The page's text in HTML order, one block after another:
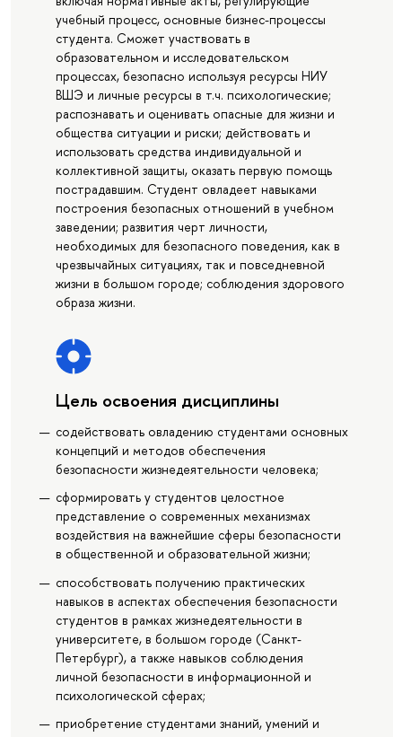
учебный процесс, основные бизнес-процессы
студента. Сможет участвовать в
образовательном и исследовательском
процессах, безопасно используя ресурсы НИУ
ВШЭ и личные ресурсы в т.ч. психологические;
распознавать и оценивать опасные для жизни и
общества ситуации и риски; действовать и
использовать средства индивидуальной и
коллективной защиты, оказать первую помощь
пострадавшим. Студент овладеет навыками
построения безопасных отношений в учебном
заведении; развития черт личности,
необходимых для безопасного поведения, как в
чрезвычайных ситуациях, так и повседневной
жизни в большом городе; соблюдения здорового
образа жизни.
Цель освоения дисциплины
содействовать овладению студентами основных
концепций и методов обеспечения
безопасности жизнедеятельности человека;
сформировать у студентов целостное
представление о современных механизмах
воздействия на важнейшие сферы безопасности
в общественной и образовательной жизни;
способствовать получению практических
навыков в аспектах обеспечения безопасности
студентов в рамках жизнедеятельности в
университете, в большом городе (Санкт-
Петербург), а также навыков соблюдения
личной безопасности в информационной и
психологической сферах;
приобретение студентами знаний, умений и